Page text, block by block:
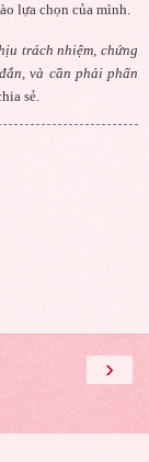
lựa chọn của mình.
trách nhiệm, chứng
và cần phải phấn
sẻ.
›